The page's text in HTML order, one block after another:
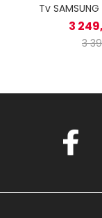
Tv SAMSUNG
Vision
3
3